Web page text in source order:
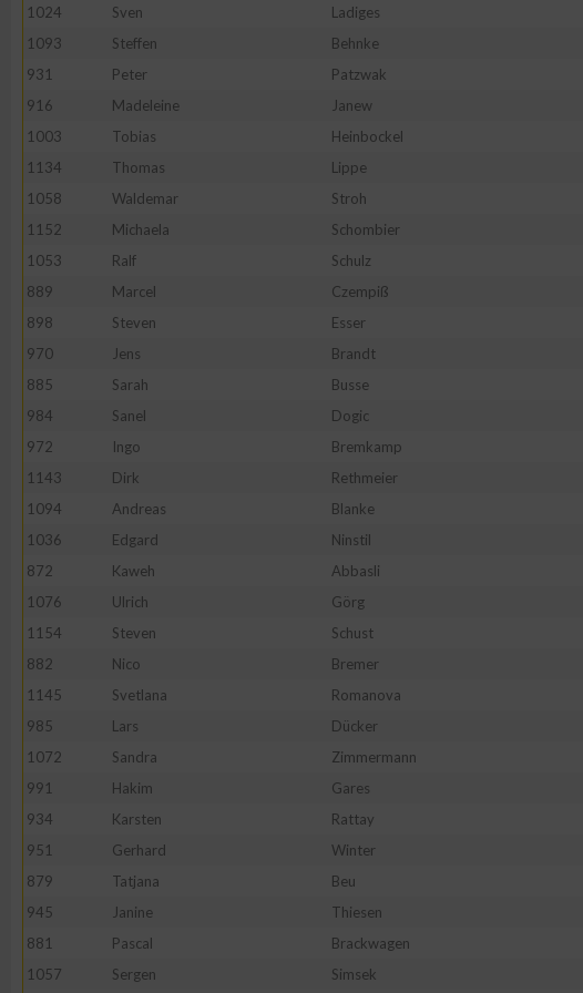
1024
Sven Ladiges
1093
Steffen Behnke
931
Peter Patzwak
916
Madeleine Janew
1003
Tobias Heinbockel
1134
Thomas Lippe
1058
Waldemar Stroh
1152
Michaela Schombier
1053
Ralf Schulz
889
Marcel Czempiß
898
Steven Esser
970
Jens Brandt
885
Sarah Busse
984
Sanel Dogic
972
Ingo Bremkamp
1143
Dirk Rethmeier
1094
Andreas Blanke
1036
Edgard Ninstil
872
Kaweh Abbasli
1076
Ulrich Görg
1154
Steven Schust
882
Nico Bremer
1145
Svetlana Romanova
985
Lars Dücker
1072
Sandra Zimmermann
991
Hakim Gares
934
Karsten Rattay
951
Gerhard Winter
879
Tatjana Beu
945
Janine Thiesen
881
Pascal Brackwagen
1057
Sergen Simsek
Erstellung von Profilen zur Personalisierung von Inhalten
Verwendung von Profilen zur Auswahl personalisierter Inhalte
verschiedenen Quellen
Entwicklung und Verbesserung der Angebote
Verwendung reduzierter Daten zur Auswahl von Inhalten
IAB-Besonderheiten:
Verwendung genauer Standortdaten
Nicht-IAB-Verarbeitungszwecke:
Performance
Funktional
Werbung